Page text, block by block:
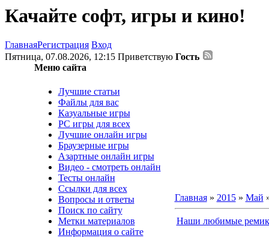
Качайте софт, игры и кино!
ГлавнаяРегистрация Вход
Пятница, 07.08.2026, 12:15 Приветствую Гость
Меню сайта
Лучшие статьи
Файлы для вас
Казуальные игры
PC игры для всех
Лучшие онлайн игры
Браузерные игры
Азартные онлайн игры
Видео - смотреть онлайн
Тесты онлайн
Ссылки для всех
Вопросы и ответы
Поиск по сайту
Метки материалов
Информация о сайте
Главная» 2015 » Май
Наши любимые